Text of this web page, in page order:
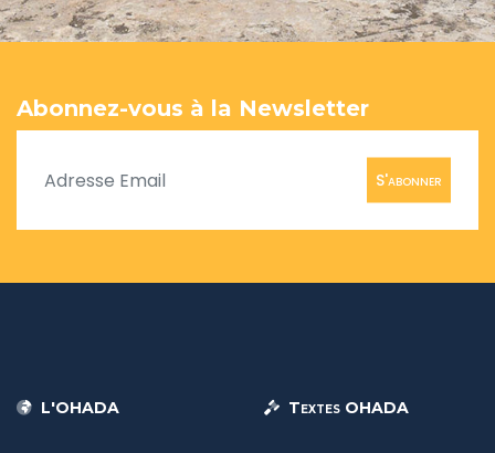
Abonnez-vous à la Newsletter
S'abonner
L'OHADA Textes OHADA